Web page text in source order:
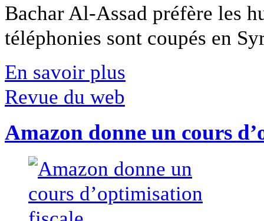
Bachar Al-Assad préfère les
téléphonies sont coupés en
En savoir plus
Revue du web
Amazon donne un cours